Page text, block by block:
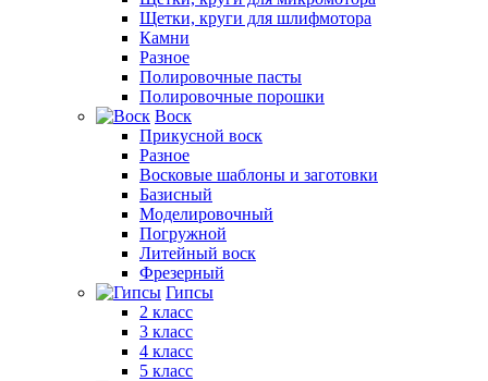
Щетки, круги для шлифмотора
Камни
Разное
Полировочные пасты
Полировочные порошки
Воск
Прикусной воск
Разное
Восковые шаблоны и заготовки
Базисный
Моделировочный
Погружной
Литейный воск
Фрезерный
Гипсы
2 класс
3 класс
4 класс
5 класс